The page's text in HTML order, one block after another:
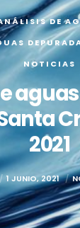
DE
NOTICIAS
2021
1 JUNIO, 2021